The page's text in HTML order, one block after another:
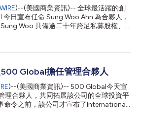
)--(美國商業資訊)-- 全球最活躍的創
日宣布任命 Sung Woo Ahn 為合夥人，
Woo 具備逾二十年跨足私募股權、
集規模達 5,160 億韓元的盲池基金；該基
展現 500 Global 如今在南韓能發揮的機
購與 IPO 前交易，已實現退場總價值超過
交易包含 Acushnet Holdings (Titleist) 於
3.5 億美元將 Coffee Bean 出售給
Global擔任管理合夥人
)--(美國商業資訊)-- 500 Global今天宣
理合夥人，共同拓展該公司的全球投資平
命令之前，該公司才宣布了International